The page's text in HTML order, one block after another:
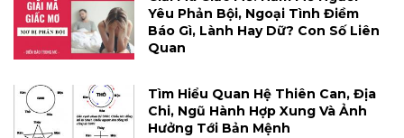
Yêu Phản Bội, Ngoại Tình Điềm
Báo Gì, Lành Hay Dữ? Con Số Liên
Quan
Tìm Hiểu Quan Hệ Thiên Can, Địa
Chi, Ngũ Hành Hợp Xung Và Ảnh
Hưởng Tới Bản Mệnh